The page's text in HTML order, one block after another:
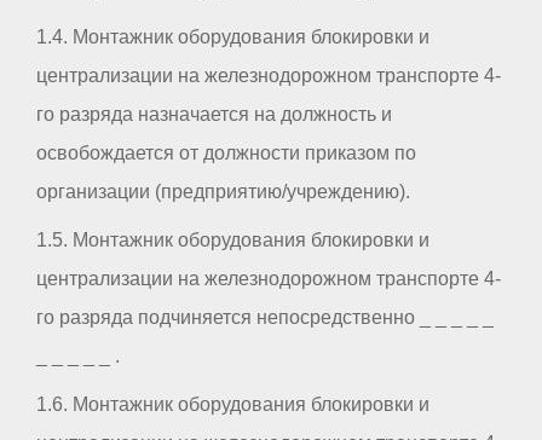
1.4. Монтажник оборудования блокировки и
централизации на железнодорожном транспорте 4-
го разряда назначается на должность и
освобождается от должности приказом по
организации (предприятию/учреждению).
1.5. Монтажник оборудования блокировки и
централизации на железнодорожном транспорте 4-
го разряда подчиняется непосредственно _ _ _ _ _
_ _ _ _ _ .
1.6. Монтажник оборудования блокировки и